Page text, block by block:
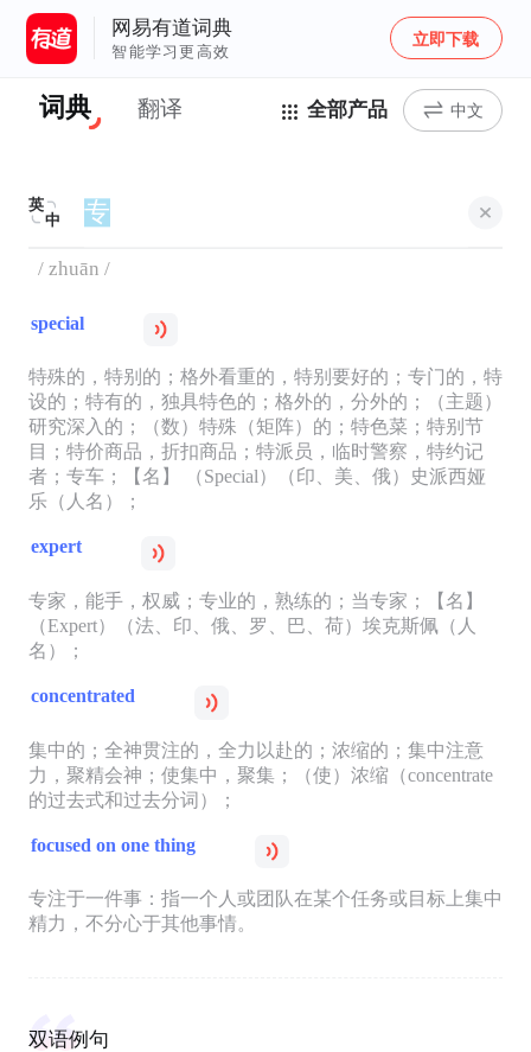
网易有道词典
智能学习更高效
立即下载
词典 翻译 全部产品 中文
英
中
/ zhuān /
special
特殊的，特别的；格外看重的，特别要好的；专门的，特
设的；特有的，独具特色的；格外的，分外的；（主题）
研究深入的；（数）特殊（矩阵）的；特色菜；特别节
目；特价商品，折扣商品；特派员，临时警察，特约记
者；专车；【名】 （Special）（印、美、俄）史派西娅
乐（人名）；
expert
专家，能手，权威；专业的，熟练的；当专家；【名】
（Expert）（法、印、俄、罗、巴、荷）埃克斯佩（人
名）；
concentrated
集中的；全神贯注的，全力以赴的；浓缩的；集中注意
力，聚精会神；使集中，聚集；（使）浓缩（concentrate
的过去式和过去分词）；
focused on one thing
专注于一件事：指一个人或团队在某个任务或目标上集中
精力，不分心于其他事情。
双语例句